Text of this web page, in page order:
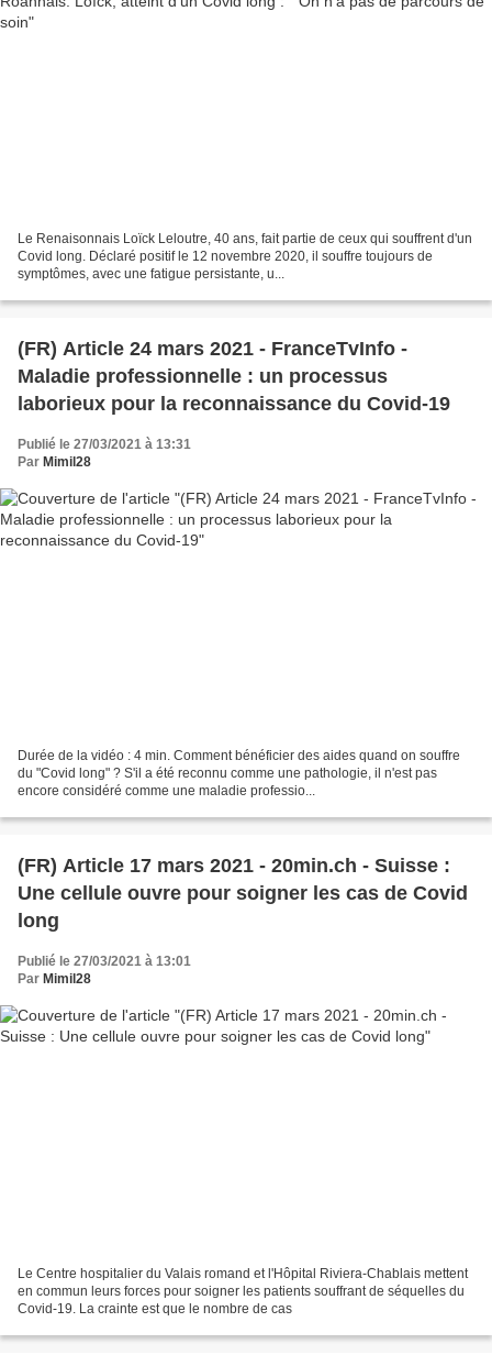
Le Renaisonnais Loïck Leloutre, 40 ans, fait partie de ceux qui souffrent d'un
Covid long. Déclaré positif le 12 novembre 2020, il souffre toujours de
symptômes, avec une fatigue persistante, u...
(FR) Article 24 mars 2021 - FranceTvInfo -
Maladie professionnelle : un processus
laborieux pour la reconnaissance du Covid-19
Publié le 27/03/2021 à 13:31
Par Mimil28
Durée de la vidéo : 4 min. Comment bénéficier des aides quand on souffre
du "Covid long" ? S'il a été reconnu comme une pathologie, il n'est pas
encore considéré comme une maladie professio...
(FR) Article 17 mars 2021 - 20min.ch - Suisse :
Une cellule ouvre pour soigner les cas de Covid
long
Publié le 27/03/2021 à 13:01
Par Mimil28
Le Centre hospitalier du Valais romand et l'Hôpital Riviera-Chablais mettent
en commun leurs forces pour soigner les patients souffrant de séquelles du
Covid-19. La crainte est que le nombre de cas